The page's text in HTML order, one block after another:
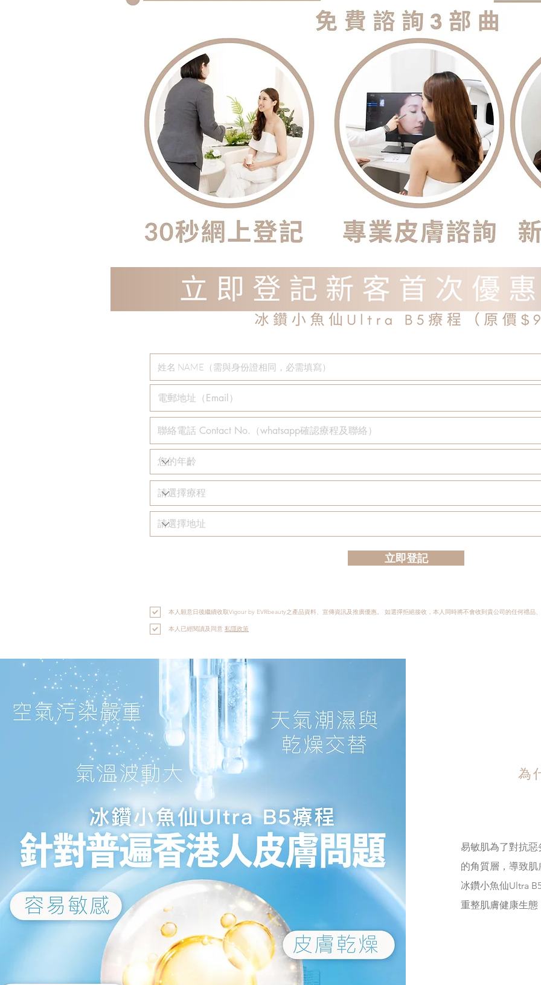
立即登記
本人願意日後繼續收取Vigour by EVRbeauty之產品資料、宣傳資訊及推廣優惠。 如選擇拒絕接收，本人同時將不會收到貴公司的任何禮品、
本人已經閱讀及同意 私隱政策
為
易敏肌為了對抗
的角質層，導致
冰鑽小魚仙Ultra
重整肌膚健康生態